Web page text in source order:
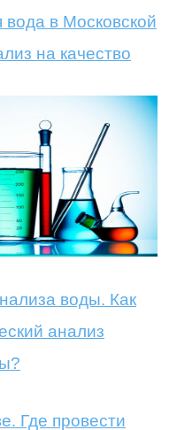
вода в Московской
на качество
воды. Как
анализ